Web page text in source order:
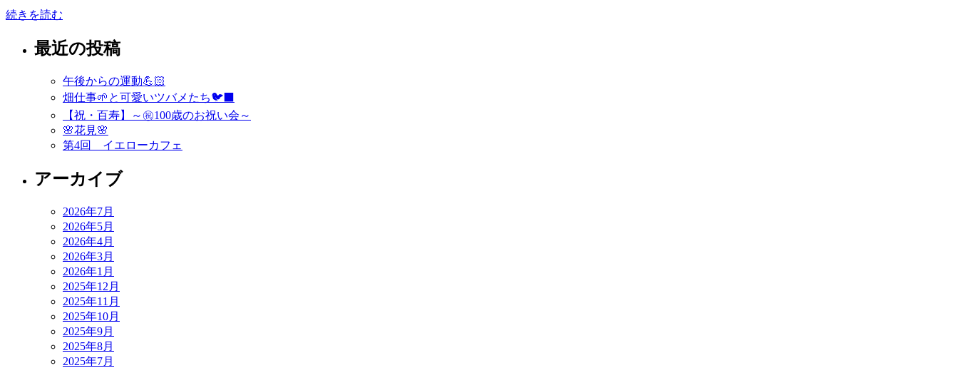
続きを読む
最近の投稿
午後からの運動💪🏻
畑仕事🌱と可愛いツバメたち🐦‍⬛
【祝・百寿】～㊗️100歳のお祝い会～
🌸花見🌸
第4回 イエローカフェ
アーカイブ
2026年7月
2026年5月
2026年4月
2026年3月
2026年1月
2025年12月
2025年11月
2025年10月
2025年9月
2025年8月
2025年7月